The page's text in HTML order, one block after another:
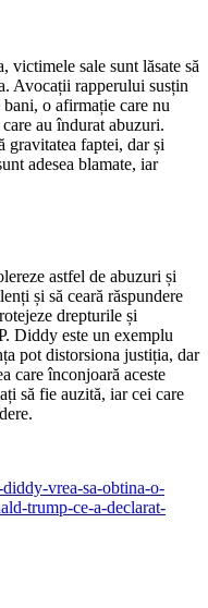
victimele sale sunt lăsate să
Avocații rapperului susțin
o afirmație care nu
au îndurat abuzuri.
gravitatea faptei, dar și
adesea blamate, iar
astfel de abuzuri și
și să ceară răspundere
drepturile și
Diddy este un exemplu
pot distorsiona justiția, dar
care înconjoară aceste
să fie auzită, iar cei care
vrea-sa-obtina-o-
trump-ce-a-declarat-